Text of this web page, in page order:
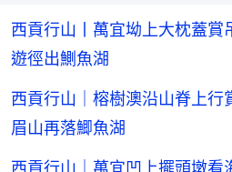
西貢行山丨萬宜坳上大枕蓋
遊徑出鰂魚湖
西貢行山｜榕樹澳沿山脊上
眉山再落鯽魚湖
西貢行山｜萬宜凹上擺頭墩